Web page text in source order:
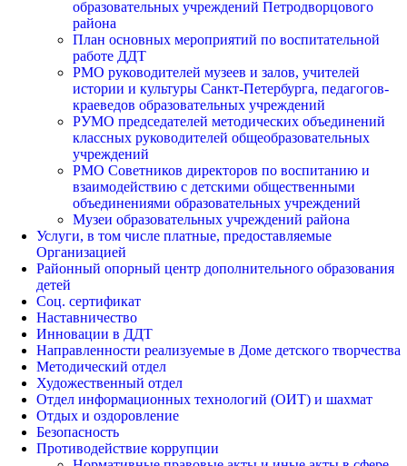
образовательных учреждений Петродворцового
района
План основных мероприятий по воспитательной
работе ДДТ
РМО руководителей музеев и залов, учителей
истории и культуры Санкт-Петербурга, педагогов-
краеведов образовательных учреждений
РУМО председателей методических объединений
классных руководителей общеобразовательных
учреждений
РМО Советников директоров по воспитанию и
взаимодействию с детскими общественными
объединениями образовательных учреждений
Музеи образовательных учреждений района
Услуги, в том числе платные, предоставляемые
Организацией
Районный опорный центр дополнительного образования
детей
Соц. сертификат
Наставничество
Инновации в ДДТ
Направленности реализуемые в Доме детского творчества
Методический отдел
Художественный отдел
Отдел информационных технологий (ОИТ) и шахмат
Отдых и оздоровление
Безопасность
Противодействие коррупции